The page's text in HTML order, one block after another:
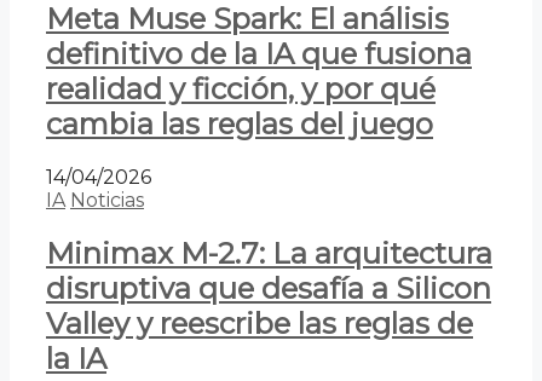
Meta Muse Spark: El análisis
definitivo de la IA que fusiona
realidad y ficción, y por qué
cambia las reglas del juego
14/04/2026
IA Noticias
Minimax M-2.7: La arquitectura
disruptiva que desafía a Silicon
Valley y reescribe las reglas de
la IA